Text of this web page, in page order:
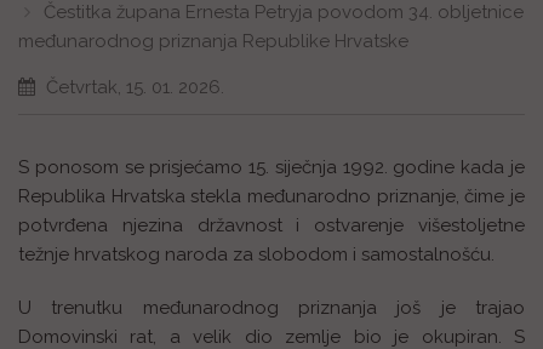
Čestitka župana Ernesta Petryja povodom 34. obljetnice
međunarodnog priznanja Republike Hrvatske
Četvrtak, 15. 01. 2026.
S ponosom se prisjećamo 15. siječnja 1992. godine kada je
Republika Hrvatska stekla međunarodno priznanje, čime je
potvrđena njezina državnost i ostvarenje višestoljetne
težnje hrvatskog naroda za slobodom i samostalnošću.
U trenutku međunarodnog priznanja još je trajao
Domovinski rat, a velik dio zemlje bio je okupiran. S